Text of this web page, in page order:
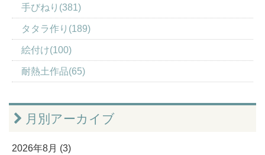
手びねり(381)
タタラ作り(189)
絵付け(100)
耐熱土作品(65)
月別アーカイブ
2026年8月 (3)